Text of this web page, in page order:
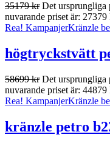
35179kr Det ursprungliga
nuvarande priset är: 27379
Rea! KampanjerKränzle
högtryckstvätt
58699kr Det ursprungliga
nuvarande priset är: 44879
Rea! KampanjerKränzle
kränzle petro